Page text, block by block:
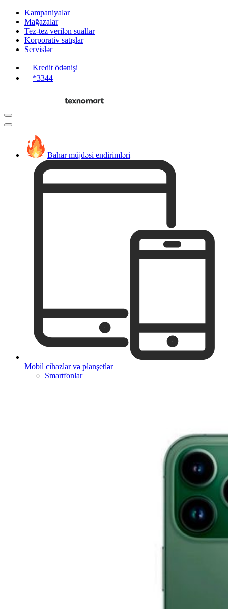
Kampaniyalar
Mağazalar
Tez-tez verilən suallar
Korporativ satışlar
Servislər
Kredit ödənişi
*3344
Bahar müjdəsi endirimləri
Mobil cihazlar və planşetlər
Smartfonlar